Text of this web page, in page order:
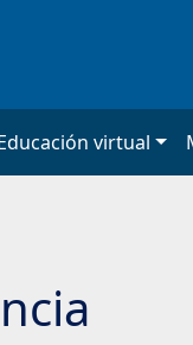
virtual